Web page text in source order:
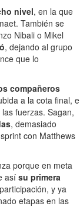
nivel, en la que
También se
Nibali o Mikel
, dejando al grupo
que lo
compañeros
a la cota final, e
fuerzas. Sagan,
, demasiado
con Matthews
porque en meta
así su primera
y ya
etapas en las